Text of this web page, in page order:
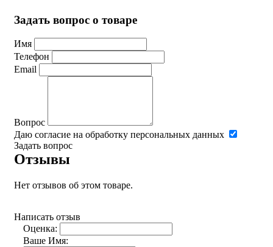
Задать вопрос о товаре
Имя
Телефон
Email
Вопрос
Даю согласие на обработку персональных данных
Задать вопрос
Отзывы
Нет отзывов об этом товаре.
Написать отзыв
Оценка:
Ваше Имя: